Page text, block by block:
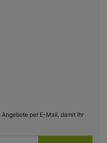
per E-Mail, damit Ihr